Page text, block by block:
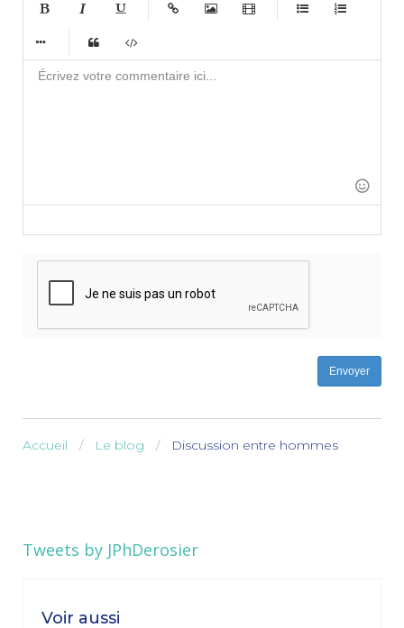
-
-
-
-
-
-
-
-
Envoyer
Accueil Le blog Discussion entre hommes
Tweets by JPhDerosier
Voir aussi